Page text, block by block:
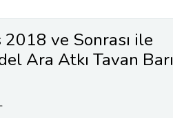
ve Sonrası ile
Ara Atkı Tavan Barı